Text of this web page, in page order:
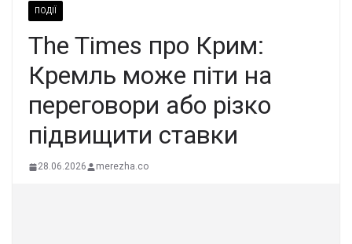
ПОДІЇ
The Times про Крим:
Кремль може піти на
переговори або різко
підвищити ставки
28.06.2026 merezha.co